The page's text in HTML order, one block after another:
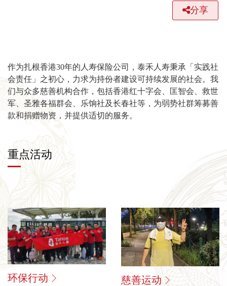
分享
作为扎根香港30年的人寿保险公司，泰禾人寿秉承「实践社
会责任」之初心，力求为持份者建设可持续发展的社会。我
们与众多慈善机构合作，包括香港红十字会、匡智会、救世
军、圣雅各福群会、乐饷社及长春社等，为弱势社群筹募善
款和捐赠物资，并提供适切的服务。
重点活动
环保行动 慈善运动